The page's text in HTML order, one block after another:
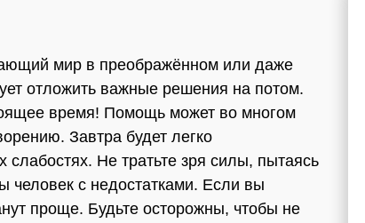
мир в преображённом или даже
отложить важные решения на потом.
время! Помощь может во многом
Завтра будет легко
слабостях. Не тратьте зря силы, пытаясь
человек с недостатками. Если вы
проще. Будьте осторожны, чтобы не